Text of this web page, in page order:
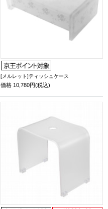
[メルレット]ティッシュケース
価格 10,780円(税込)